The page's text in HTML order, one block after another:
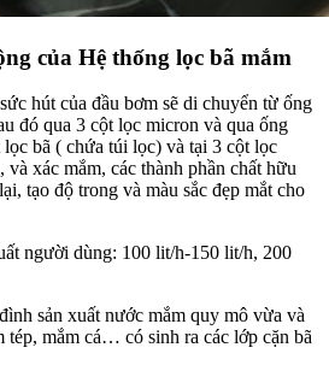
của Hệ thống lọc bã mắm
hút của đầu bơm sẽ di chuyển từ ống
đó qua 3 cột lọc micron và qua ống
bã ( chứa túi lọc) và tại 3 cột lọc
xác mắm, các thành phần chất hữu
tạo độ trong và màu sắc đẹp mắt cho
người dùng: 100 lit/h-150 lit/h, 200
sản xuất nước mắm quy mô vừa và
tép, mắm cá… có sinh ra các lớp cặn bã